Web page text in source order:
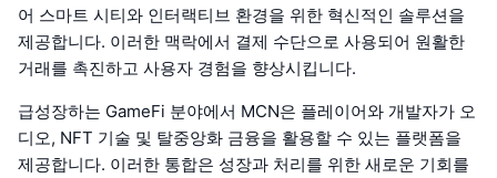
어 스마트 시티와 인터랙티브 환경을 위한 혁신적인 솔루션을
제공합니다. 이러한 맥락에서 결제 수단으로 사용되어 원활한
거래를 촉진하고 사용자 경험을 향상시킵니다.
급성장하는 GameFi 분야에서 MCN은 플레이어와 개발자가 오
디오, NFT 기술 및 탈중앙화 금융을 활용할 수 있는 플랫폼을
제공합니다. 이러한 통합은 성장과 처리를 위한 새로운 기회를